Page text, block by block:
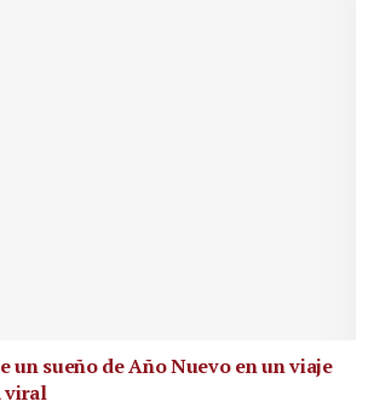
un sueño de Año Nuevo en un viaje
viral